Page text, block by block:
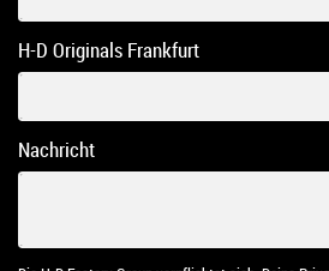
H-D Originals Frankfurt
Nachricht